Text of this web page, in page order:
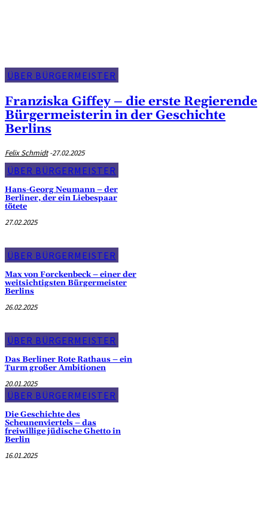
ÜBER BÜRGERMEISTER
Franziska Giffey – die erste Regierende
Bürgermeisterin in der Geschichte
Berlins
Felix Schmidt -27.02.2025
ÜBER BÜRGERMEISTER
Hans-Georg Neumann – der
Berliner, der ein Liebespaar
tötete
27.02.2025
ÜBER BÜRGERMEISTER
Max von Forckenbeck – einer der
weitsichtigsten Bürgermeister
Berlins
26.02.2025
ÜBER BÜRGERMEISTER
Das Berliner Rote Rathaus – ein
Turm großer Ambitionen
20.01.2025
ÜBER BÜRGERMEISTER
Die Geschichte des
Scheunenviertels – das
freiwillige jüdische Ghetto in
Berlin
16.01.2025